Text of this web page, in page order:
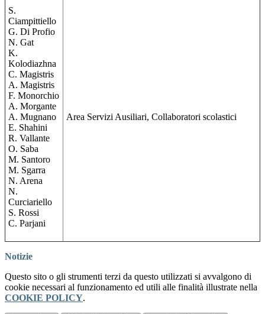
S.
Ciampittiello
G. Di Profio
N. Gat
K.
Kolodiazhna
C. Magistris
A. Magistris
F. Monorchio
A. Morgante
A. Mugnano
E. Shahini
R. Vallante
O. Saba
M. Santoro
M. Sgarra
N. Arena
N.
Curciariello
S. Rossi
C. Parjani
Area Servizi Ausiliari, Collaboratori scolastici
Notizie
Questo sito o gli strumenti terzi da questo utilizzati si avvalgono di
cookie necessari al funzionamento ed utili alle finalità illustrate nella
COOKIE POLICY.